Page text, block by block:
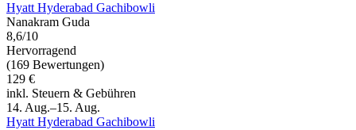
Hyatt Hyderabad Gachibowli
Nanakram Guda
8,6/10
Hervorragend
(169 Bewertungen)
129 €
inkl. Steuern & Gebühren
14. Aug.–15. Aug.
Hyatt Hyderabad Gachibowli